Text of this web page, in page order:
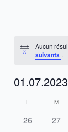
Notice
Aucun
suivants .
01.07.2023
date.
Calendrier
de
L M
has
26
has
27